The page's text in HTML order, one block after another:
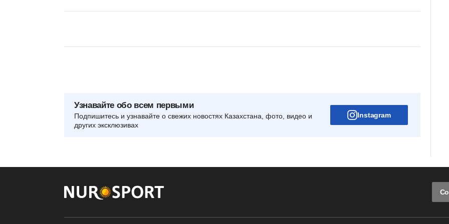
Узнавайте обо всем первыми
Подпишитесь и узнавайте о свежих новостях Казахстана, фото, видео и
других эксклюзивах
Instagram